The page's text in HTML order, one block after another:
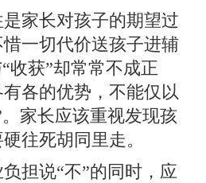
家长对孩子的期望过
一切代价送孩子进辅
收获”却常常不成正
各的优势，不能仅以
家长应该重视发现孩
往死胡同里走。
说“不”的同时，应